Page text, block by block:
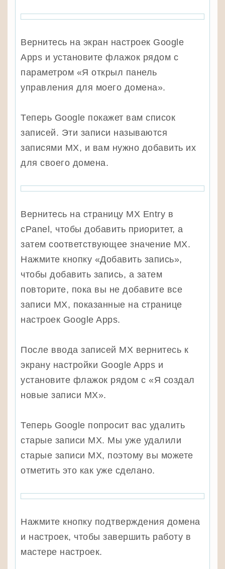
Вернитесь на экран настроек Google
Apps и установите флажок рядом с
параметром «Я открыл панель
управления для моего домена».
Теперь Google покажет вам список
записей. Эти записи называются
записями MX, и вам нужно добавить их
для своего домена.
Вернитесь на страницу MX Entry в
cPanel, чтобы добавить приоритет, а
затем соответствующее значение MX.
Нажмите кнопку «Добавить запись»,
чтобы добавить запись, а затем
повторите, пока вы не добавите все
записи MX, показанные на странице
настроек Google Apps.
После ввода записей MX вернитесь к
экрану настройки Google Apps и
установите флажок рядом с «Я создал
новые записи MX».
Теперь Google попросит вас удалить
старые записи MX. Мы уже удалили
старые записи MX, поэтому вы можете
отметить это как уже сделано.
Нажмите кнопку подтверждения домена
и настроек, чтобы завершить работу в
мастере настроек.